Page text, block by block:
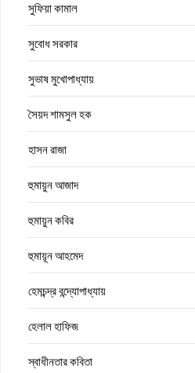
সুফিয়া কামাল
সুবোধ সরকার
সুভাষ মুখোপাধ্যায়
সৈয়দ শামসুল হক
হাসন রাজা
হুমায়ুন আজাদ
হুমায়ুন কবির
হুমায়ূন আহমেদ
হেমচন্দ্র বন্দ্যোপাধ্যায়
হেলাল হাফিজ
স্বাধীনতার কবিতা